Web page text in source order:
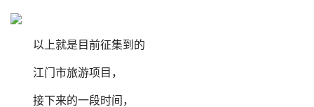
以上就是目前征集到的
江门市旅游项目，
接下来的一段时间，